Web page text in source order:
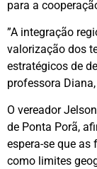
para a
​”A integração
valorização dos
estratégicos de
professora
​O vereador
de Ponta Porã,
espera-se que as
como limites